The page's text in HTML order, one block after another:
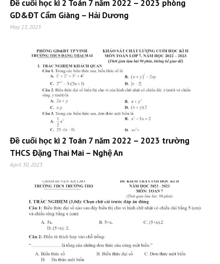
Đề cuối học kì 2 Toán 7 năm 2022 – 2023 phòng
GD&ĐT Cẩm Giàng – Hải Dương
May 13, 2023
Đề cuối học kì 2 Toán 7 năm 2022 – 2023 trường
THCS Đặng Thai Mai – Nghệ An
April 30, 2023